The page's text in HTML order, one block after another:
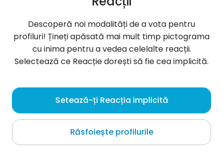
Dawid , 24
Strzelce Opolskie
Despre mine
Descoperă noi modalități de a vota pentru
profiluri! Țineți apăsată mai mult timp pictograma
cu inima pentru a vedea celelalte reacții.
Selectează ce Reacție dorești să fie cea implicită.
Setează-ți Reacția implicită
Răsfoiește profilurile